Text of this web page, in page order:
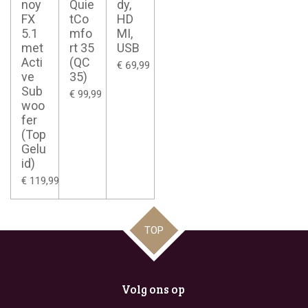
noy
FX
5.1
met
Acti
ve
Sub
woo
fer
(Top
Gelu
id)
€ 119,99
Quie
tCo
mfo
rt 35
(QC
35)
€ 99,99
dy,
HD
MI,
USB
€ 69,99
TOP
Volg ons op